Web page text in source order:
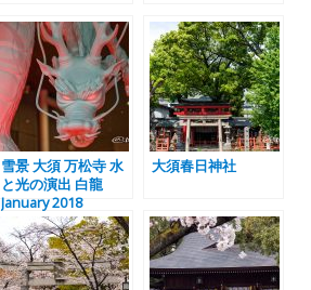
雪景 大須 万松寺 水
と光の演出 白龍
January 2018
大須春日神社